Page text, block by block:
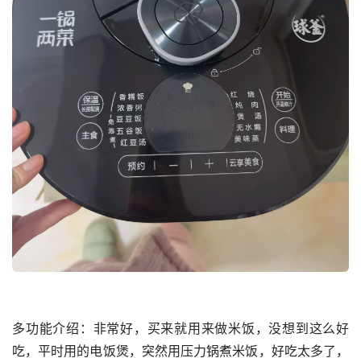
多功能介绍：非常好，买来就用来做米饭，没想到这么好
吃，平时用的电饭煲，突然用压力锅煮米饭，好吃太多了，